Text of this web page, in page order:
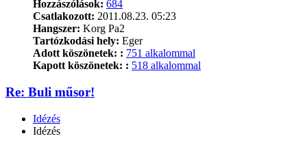
Hozzászólások: 684
Csatlakozott: 2011.08.23. 05:23
Hangszer: Korg Pa2
Tartózkodási hely: Eger
Adott köszönetek: : 751 alkalommal
Kapott köszönetek: : 518 alkalommal
Re: Buli műsor!
Idézés
Idézés